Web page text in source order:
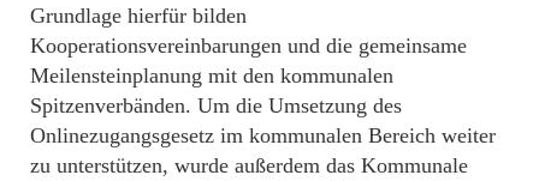
Grundlage hierfür bilden
Kooperationsvereinbarungen und die gemeinsame
Meilensteinplanung mit den kommunalen
Spitzenverbänden. Um die Umsetzung des
Onlinezugangsgesetz im kommunalen Bereich weiter
zu unterstützen, wurde außerdem das Kommunale